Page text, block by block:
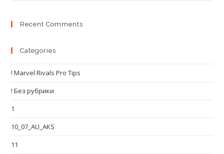
Recent Comments
Categories
! Marvel Rivals Pro Tips
! Без рубрики
1
10_07_AU_AKS
11